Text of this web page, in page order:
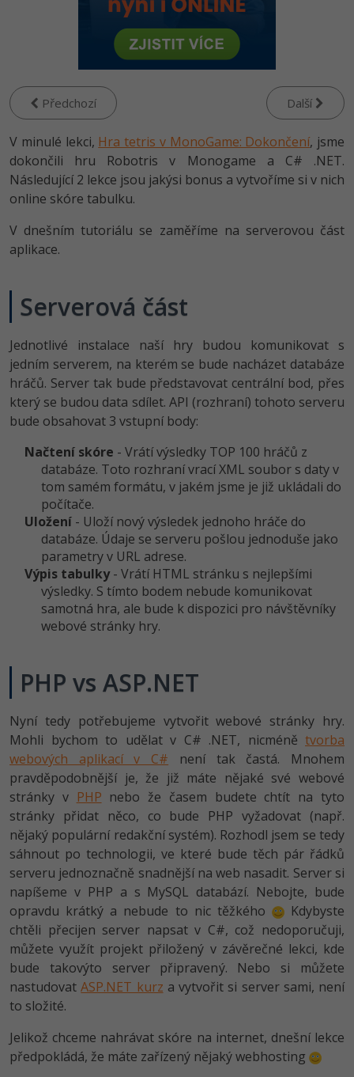
HTML5, CSS3, Bootstrap, SEO
SQL a databáze
Testování a verzování
UML a návrhové vzory
React
JavaScript
Python
HTML / CSS
UML a návrhové vzory
Vývojář mobilních aplikací
Specialista na AI a bigdata
C# Game developer
Webdesigner
Tester
Systémový administrátor
Grafik / UX/UI návrhář
Projektový manažer
Databázový analytik
Copywriter
WordPress specialista
SEO specialista
Python -80%
JavaScript -80%
PHP
-80%
Swift -80%
Kotlin -80%
C -80%
SQL
Návrh SW -80%
Algoritmy -41%
Umělá inteligence (AI) -10%
Pro děti
Více
Fórum
Kurzy e-commerce
Testování softwaru
Digitální gramotnost
Marketing -30%
WordPress
SEO -30%
UX
Business
Kryptoměny -25%
Copywriting -30%
MS Office -80%
Time management
Kurzy designu
Photoshop -80%
Adobe Illustrator -80%
Adobe Lightroom -30%
Adobe XD -15%
Adobe InDesign -25%
Adobe After Effects
Blender -80%
Inkscape
Fotografování -80%
Ostatní
Blog
Kariéra
Pro firmy
Předchozí Další
V minulé lekci, Hra tetris v MonoGame: Dokončení, jsme
dokončili hru Robotris v Monogame a C# .NET.
Následující 2 lekce jsou jakýsi bonus a vytvoříme si v nich
online skóre tabulku.
V dnešním tutoriálu se zaměříme na serverovou část
aplikace.
Serverová část
Jednotlivé instalace naší hry budou komunikovat s
jedním serverem, na kterém se bude nacházet databáze
hráčů. Server tak bude představovat centrální bod, přes
který se budou data sdílet. API (rozhraní) tohoto serveru
bude obsahovat 3 vstupní body:
Načtení skóre - Vrátí výsledky TOP 100 hráčů z
databáze. Toto rozhraní vrací XML soubor s daty v
tom samém formátu, v jakém jsme je již ukládali do
počítače.
Uložení - Uloží nový výsledek jednoho hráče do
databáze. Údaje se serveru pošlou jednoduše jako
parametry v URL adrese.
Výpis tabulky- Vrátí HTML stránku s nejlepšími
výsledky. S tímto bodem nebude komunikovat
samotná hra, ale bude k dispozici pro návštěvníky
webové stránky hry.
PHP vs ASP.NET
Nyní tedy potřebujeme vytvořit webové stránky hry.
Mohli bychom to udělat v C# .NET, nicméně tvorba
webových aplikací v C# není tak častá. Mnohem
pravděpodobnější je, že již máte nějaké své webové
stránky v PHP nebo že časem budete chtít na tyto
stránky přidat něco, co bude PHP vyžadovat (např.
nějaký populární redakční systém). Rozhodl jsem se tedy
sáhnout po technologii, ve které bude těch pár řádků
serveru jednoznačně snadnější na web nasadit. Server si
napíšeme v PHP a s MySQL databází. Nebojte, bude
opravdu krátký a nebude to nic těžkého
Kdybyste
chtěli přecijen server napsat v C#, což nedoporučuji,
můžete využít projekt přiložený v závěrečné lekci, kde
bude takovýto server připravený. Nebo si můžete
nastudovatASP.NET kurz a vytvořit si server sami, není
to složité.
Jelikož chceme nahrávat skóre na internet, dnešní lekce
předpokládá, že máte zařízený nějaký webhosting